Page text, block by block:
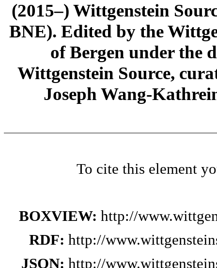
(2015–) Wittgenstein
BNE). Edited by the
of Bergen under the
Wittgenstein Source,
Joseph Wang-
To cite this element
BOXVIEW: http://
RDF: http://
JSON: http://